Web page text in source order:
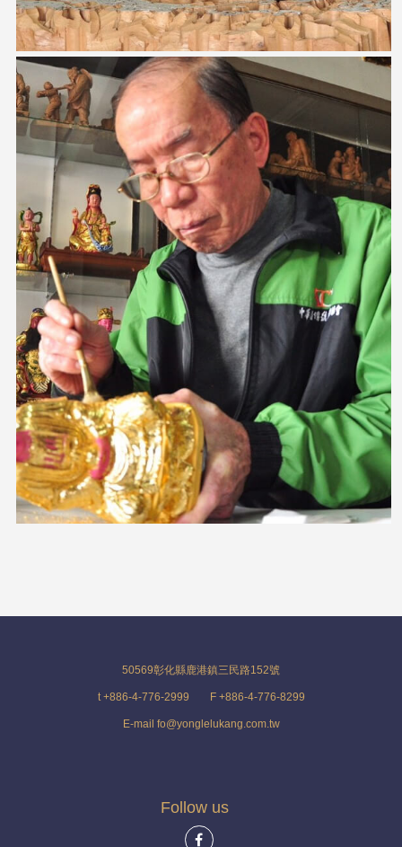
50569彰化縣鹿港鎮三民路152號
t +886-4-776-2999 F +886-4-776-8299
E-mail fo@yonglelukang.com.tw
Follow us